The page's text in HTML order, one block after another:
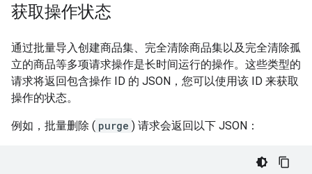
获取操作状态
通过批量导入创建商品集、完全清除商品集以及完全清除孤
立的商品等多项请求操作是长时间运行的操作。这些类型的
请求将返回包含操作 ID 的 JSON，您可以使用该 ID 来获取
操作的状态。
例如，批量删除 ( purge ) 请求会返回以下 JSON：